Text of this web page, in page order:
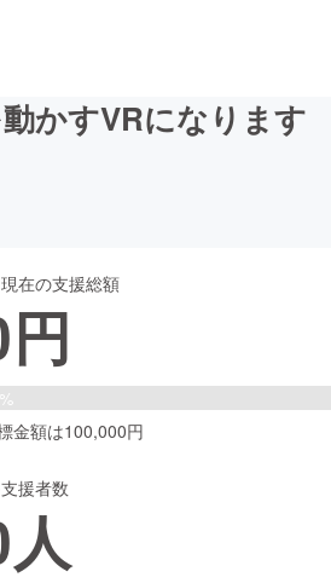
ス
スケア
かすVRになります
現在の支援総額
円
金額は100,000円
支援者数
人